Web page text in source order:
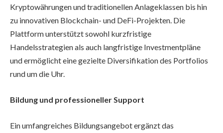
Kryptowährungen und traditionellen Anlageklassen bis hin
zu innovativen Blockchain- und DeFi-Projekten. Die
Plattform unterstützt sowohl kurzfristige
Handelsstrategien als auch langfristige Investmentpläne
und ermöglicht eine gezielte Diversifikation des Portfolios
rund um die Uhr.
Bildung und professioneller Support
Ein umfangreiches Bildungsangebot ergänzt das